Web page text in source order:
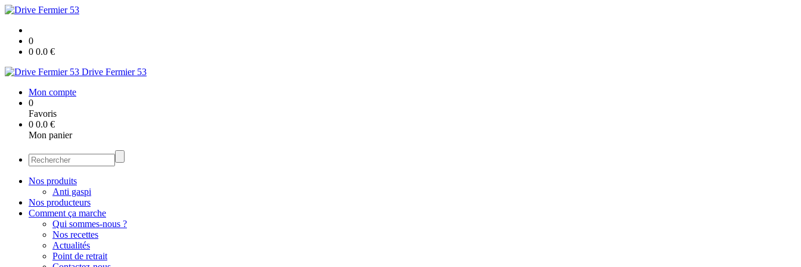
0
0 0.0 €
Drive Fermier 53
Mon compte
0
Favoris
0 0.0 €
Mon panier
Nos produits
Anti gaspi
Nos producteurs
Comment ça marche
Qui sommes-nous ?
Nos recettes
Actualités
Point de retrait